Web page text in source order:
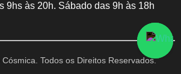
9hs às 20h. Sábado das 9h às 18h
Todos os Direitos Reservados.